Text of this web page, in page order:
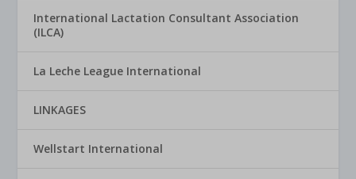
International Lactation Consultant Association
(ILCA)
La Leche League International
LINKAGES
Wellstart International